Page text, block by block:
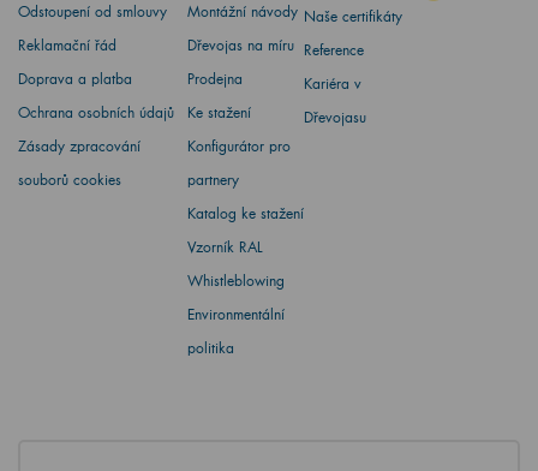
Odstoupení od smlouvy
Reklamační řád
Doprava a platba
Ochrana osobních údajů
Zásady zpracování
souborů cookies
Montážní návody
Dřevojas na míru
Prodejna
Ke stažení
Konfigurátor pro
partnery
Katalog ke stažení
Vzorník RAL
Whistleblowing
Environmentální
politika
Naše certifikáty
Reference
Kariéra v
Dřevojasu